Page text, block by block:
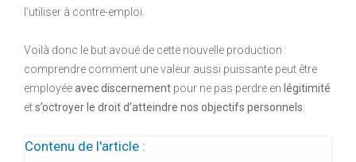
l’utiliser à contre-emploi.
Voilà donc le but avoué de cette nouvelle production :
comprendre comment une valeur aussi puissante peut être
employéeavec discernement pour ne pas perdre en légitimité
ets’octroyer le droit d’atteindre nos objectifs personnels
Contenu de l'article :